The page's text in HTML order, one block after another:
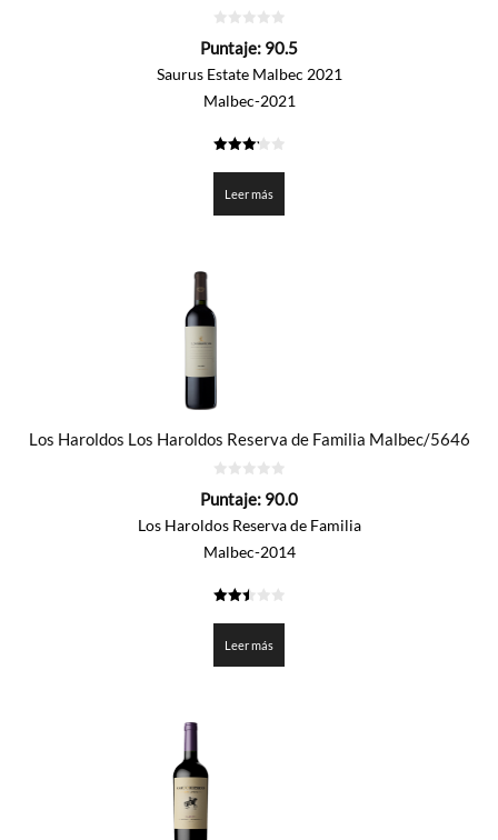
de
Puntaje: 90.5
Saurus Estate Malbec 2021
Malbec-2021
de 5
Leer más
Los Haroldos Los Haroldos Reserva de Familia Malbec/5646
de
Puntaje: 90.0
Los Haroldos Reserva de Familia
Malbec-2014
de 5
Leer más